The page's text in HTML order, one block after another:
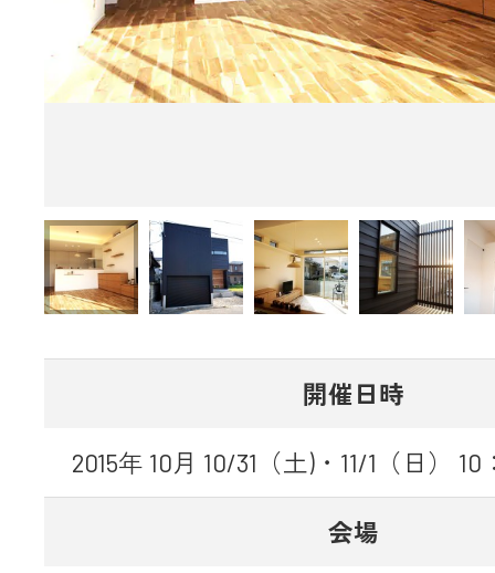
開催日時
2015年 10月 10/31（土)・11/1（日）
会場